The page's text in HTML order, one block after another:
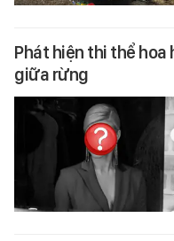
Phát hiện thi thể
giữa rừng